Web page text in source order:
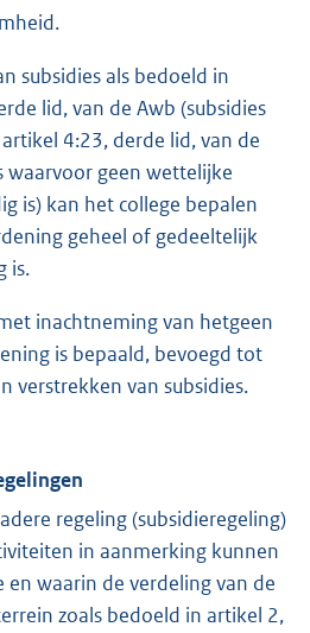
subsidies als bedoeld in
lid, van de Awb (subsidies
4:23, derde lid, van de
waarvoor geen wettelijke
is) kan het college bepalen
geheel of gedeeltelijk
is.
inachtneming van hetgeen
is bepaald, bevoegd tot
verstrekken van subsidies.
regeling (subsidieregeling)
in aanmerking kunnen
en waarin de verdeling van de
zoals bedoeld in artikel 2,